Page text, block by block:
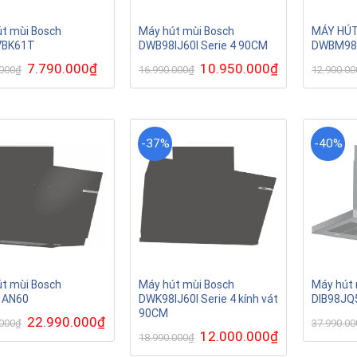
mùi Bosch
₫ Giá
gốc
là:
7.790.000₫Giá
tại
Máy hút mùi Bosch
DWB98IJ60I Serie 4 90CM
16.990.000₫ Giá
gốc
là:
10.950.000₫Giá
tại
MÁY
mùi Bosch
₫ Giá
gốc
là:
22.990.000₫Giá
tại
-37%
Máy hút mùi Bosch
DWK98IJ60I Serie 4 kính vát
90CM
18.990.000₫ Giá
gốc
12.000.000₫Giá
-40%
Máy hút